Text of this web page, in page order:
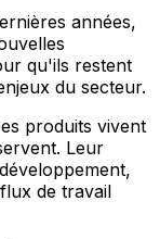
années,
qu'ils restent
du secteur.
produits vivent
Leur
de travail